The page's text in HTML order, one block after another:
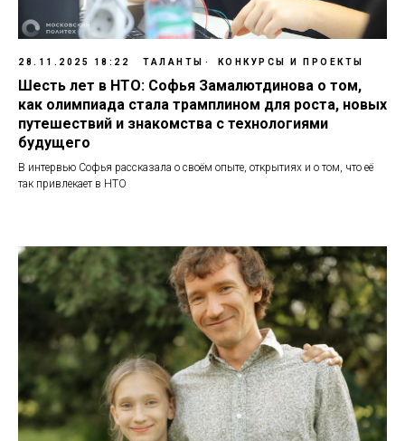
28.11.2025 18:22 ТАЛАНТЫ КОНКУРСЫ И ПРОЕКТЫ
Шесть лет в НТО: Софья Замалютдинова о том,
как олимпиада стала трамплином для роста, новых
путешествий и знакомства с технологиями
будущего
В интервью Софья рассказала о своём опыте, открытиях и о том, что её
так привлекает в НТО